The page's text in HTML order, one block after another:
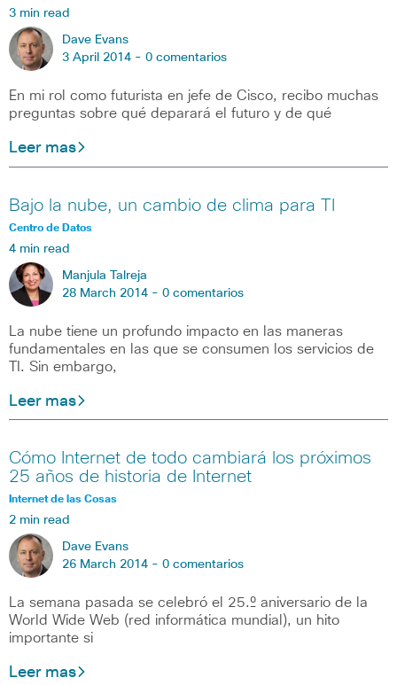
3 min read
Dave Evans
3 April 2014 - 0 comentarios
En mi rol como futurista en jefe de Cisco, recibo muchas
preguntas sobre qué deparará el futuro y de qué
Leer mas
Bajo la nube, un cambio de clima para TI
Centro de Datos
4 min read
Manjula Talreja
28 March 2014 - 0 comentarios
La nube tiene un profundo impacto en las maneras
fundamentales en las que se consumen los servicios de
TI. Sin embargo,
Leer mas
Cómo Internet de todo cambiará los próximos
25 años de historia de Internet
Internet de las Cosas
2 min read
Dave Evans
26 March 2014 - 0 comentarios
La semana pasada se celebró el 25.º aniversario de la
World Wide Web (red informática mundial), un hito
importante si
Leer mas